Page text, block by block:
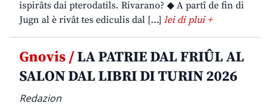
ispirâts dai pterodatils. Rivarano? ◆ A partî de fin di
Jugn al è rivât tes ediculis dal […] lei di plui +
Gnovis /LA PATRIE DAL FRIÛL AL
SALON DAL LIBRI DI TURIN 2026
Redazion